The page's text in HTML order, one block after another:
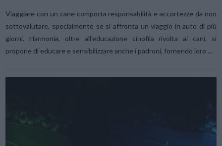
Viaggiare con un cane comporta responsabilità e accortezze da non
sottovalutare, specialmente se si affronta un viaggio in auto di più
giorni. Harmonia, oltre all’educazione cinofila rivolta ai cani, si
propone di educare e sensibilizzare anche i padroni, fornendo loro …